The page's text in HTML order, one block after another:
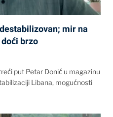
mir na
brzo
put Petar Donić u magazinu
Libana, mogućnosti